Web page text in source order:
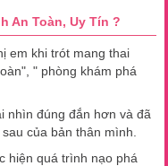
An Toàn, Uy Tín ?
em khi trót mang thai
" phòng khám phá
nhìn đúng đắn hơn và đã
của bản thân mình.
hiện quá trình nạo phá